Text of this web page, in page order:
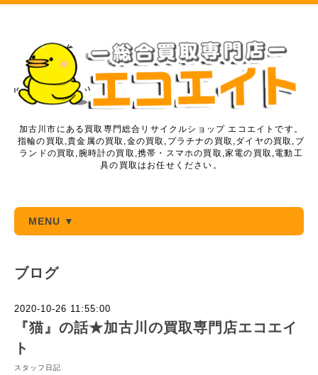
加古川市にある買取専門総合リサイクルショップ エコエイトです。
指輪の買取,貴金属の買取,金の買取,プラチナの買取,ダイヤの買取,ブ
ランドの買取,腕時計の買取,携帯・スマホの買取,家電の買取,電動工
具の買取はお任せください。
MENU ▼
ブログ
2020-10-26 11:55:00
『猫』の話★加古川の買取専門店エコエイ
ト
スタッフ日記